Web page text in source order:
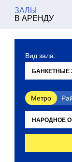
ЗАЛЫ
В АРЕНДУ
Вид зала:
Метро